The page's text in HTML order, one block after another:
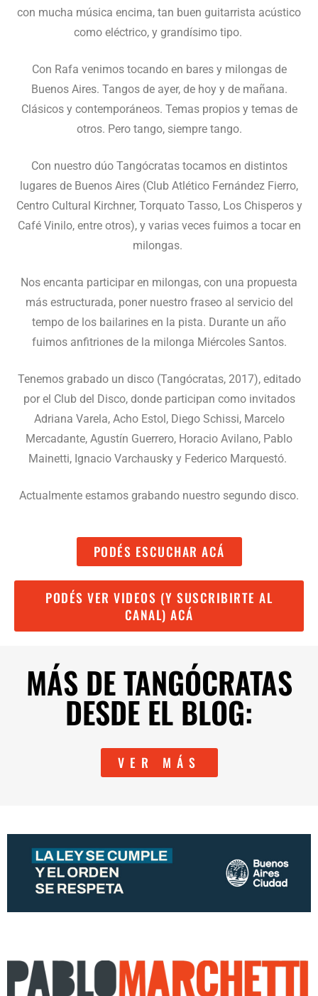
con mucha música encima, tan buen guitarrista acústico
como eléctrico, y grandísimo tipo.
Con Rafa venimos tocando en bares y milongas de
Buenos Aires. Tangos de ayer, de hoy y de mañana.
Clásicos y contemporáneos. Temas propios y temas de
otros. Pero tango, siempre tango.
Con nuestro dúo Tangócratas tocamos en distintos
lugares de Buenos Aires (Club Atlético Fernández Fierro,
Centro Cultural Kirchner, Torquato Tasso, Los Chisperos y
Café Vinilo, entre otros), y varias veces fuimos a tocar en
milongas.
Nos encanta participar en milongas, con una propuesta
más estructurada, poner nuestro fraseo al servicio del
tempo de los bailarines en la pista. Durante un año
fuimos anfitriones de la milonga Miércoles Santos.
Tenemos grabado un disco (Tangócratas, 2017), editado
por el Club del Disco, donde participan como invitados
Adriana Varela, Acho Estol, Diego Schissi, Marcelo
Mercadante, Agustín Guerrero, Horacio Avilano, Pablo
Mainetti, Ignacio Varchausky y Federico Marquestó.
Actualmente estamos grabando nuestro segundo disco.
PODÉS ESCUCHAR ACÁ
PODÉS VER VIDEOS (Y SUSCRIBIRTE AL
CANAL) ACÁ
MÁS DE TANGÓCRATAS
DESDE EL BLOG:
VER MÁS